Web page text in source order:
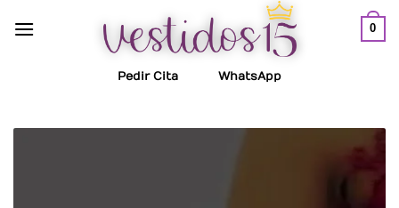
0
Pedir Cita WhatsApp